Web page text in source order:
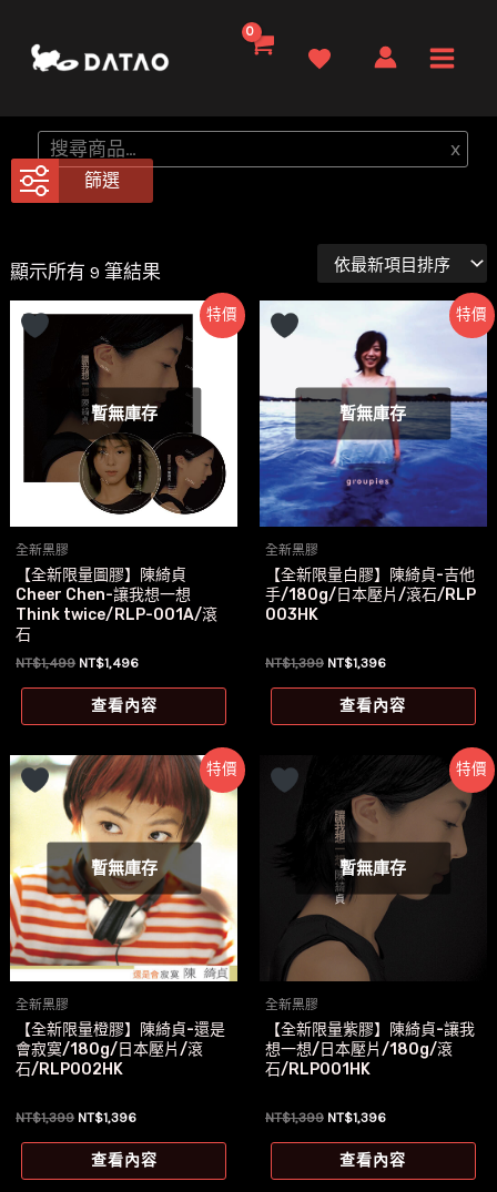
要
內
Menu
搜
尋
x
篩選
顯示所有 9 筆結果
新
項
目
排
序
特價
暫無庫存
全新黑膠
【全新限量圖膠】陳綺貞
Cheer Chen-讓我想一想
Think twice/RLP-001A/滾
石
NT$1,499 原
價
格：
NT$1,496目
價
格：
查看內容
特價
暫無庫存
全新黑膠
【全新限量白膠】陳綺貞-吉他
手/180g/日本壓片/滾石/RLP
003HK
NT$1,399 原
價
格：
NT$1,396目
價
格：
查看內容
特價
暫無庫存
全新黑膠
【全新限量橙膠】陳綺貞-還是
會寂寞/180g/日本壓片/滾
石/RLP002HK
NT$1,399 原
價
格：
NT$1,396目
價
格：
查看內容
特價
暫無庫存
全新黑膠
【全新限量紫膠】陳綺貞-讓我
想一想/日本壓片/180g/滾
石/RLP001HK
NT$1,399 原
價
格：
NT$1,396目
價
格：
查看內容